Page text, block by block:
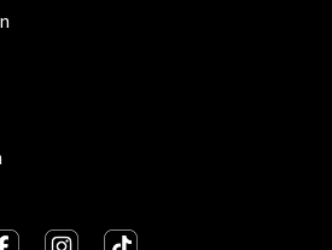
Alti Sunndal
17, 6600 Sunndalsøra